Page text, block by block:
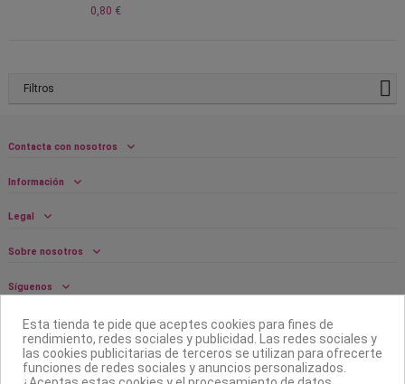
0,80 €
Filtros
Contacta con nosotros
Información
Legal
Sobre nosotros
Síguenos
Boletín
Esta tienda te pide que aceptes cookies para fines de
rendimiento, redes sociales y publicidad. Las redes sociales y
las cookies publicitarias de terceros se utilizan para ofrecerte
funciones de redes sociales y anuncios personalizados.